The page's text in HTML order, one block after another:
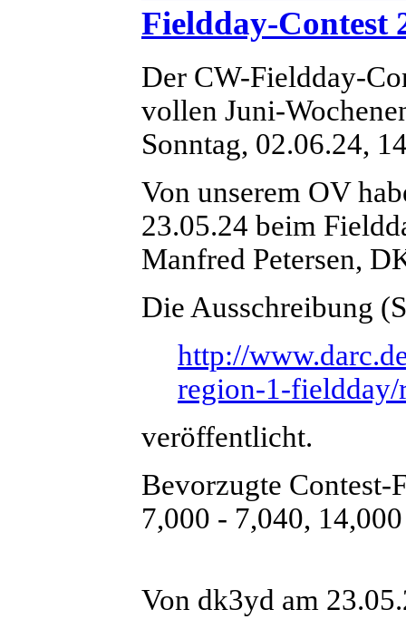
Fieldday-Contest
Der CW-Fieldday-
vollen Juni-
Sonntag, 02.06.24,
Von unserem OV
23.05.24 beim
Manfred Petersen,
Die Ausschreibung
http://
region-1-fieldday/
veröffentlicht.
Bevorzugte Contest-
7,000 - 7,040,
Von dk3yd am